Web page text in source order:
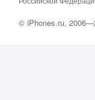
©iPhones.ru,